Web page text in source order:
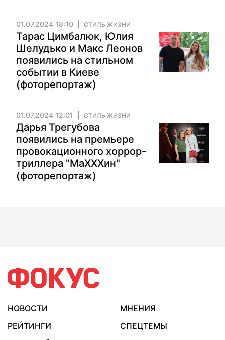
01.07.2024 18:10 СТИЛЬ ЖИЗНИ
Тарас Цимбалюк, Юлия
Шелудько и Макс Леонов
появились на стильном
событии в Киеве
(фоторепортаж)
01.07.2024 12:01 СТИЛЬ ЖИЗНИ
Дарья Трегубова
появились на премьере
провокационного хоррор-
триллера "МаХХХин"
(фоторепортаж)
НОВОСТИ
МНЕНИЯ
РЕЙТИНГИ
СПЕЦТЕМЫ